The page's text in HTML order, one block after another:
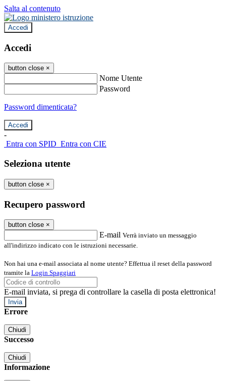
Salta al contenuto
Accedi
Accedi
button close ×
Nome Utente
Password
Password dimenticata?
-
Entra con SPID Entra con CIE
Seleziona utente
button close ×
Recupero password
button close ×
E-mail Verrà inviato un messaggio
all'indirizzo indicato con le istruzioni necessarie.
Non hai una e-mail associata al nome utente? Effettua il reset della password
tramite la Login Spaggiari
E-mail inviata, si prega di controllare la casella di posta elettronica!
Errore
Chiudi
Successo
Chiudi
Informazione